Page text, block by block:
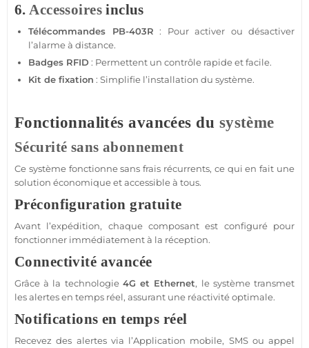
6.Accessoiresinclus
Télécommandes PB-403R : Pour activer ou désactiver
l’alarmeà distance.
Badges RFID : Permettent un contrôle rapide et facile.
Kit de fixation : Simplifie l’installation du système.
Fonctionnalités avancées du système
Sécurité sans abonnement
Ce systèmefonctionne sans frais récurrents, ce qui en fait une
solution économique et accessible à tous.
Préconfiguration gratuite
Avant l’expédition, chaque composant est configuré pour
fonctionner immédiatement à la réception.
Connectivité avancée
Grâce à la technologie 4G et Ethernet, le systèmetransmet
les alertes en temps réel, assurant une réactivité optimale.
Notifications en temps réel
Recevez des alertes via l’Application mobile, SMS ou appel